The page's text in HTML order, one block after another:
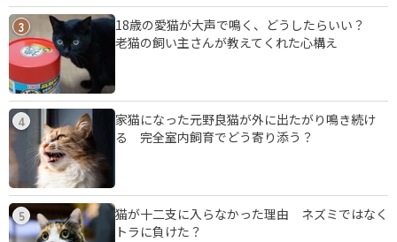
3
18歳の愛猫が大声で鳴く、どうしたらいい？
老猫の飼い主さんが教えてくれた心構え
4
家猫になった元野良猫が外に出たがり鳴き続け
る 完全室内飼育でどう寄り添う？
5
猫が十二支に入らなかった理由 ネズミではなく
トラに負けた？